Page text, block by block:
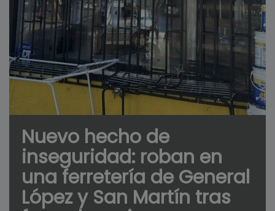
Nuevo hecho de
inseguridad: roban en
una ferretería de General
López y San Martín tras